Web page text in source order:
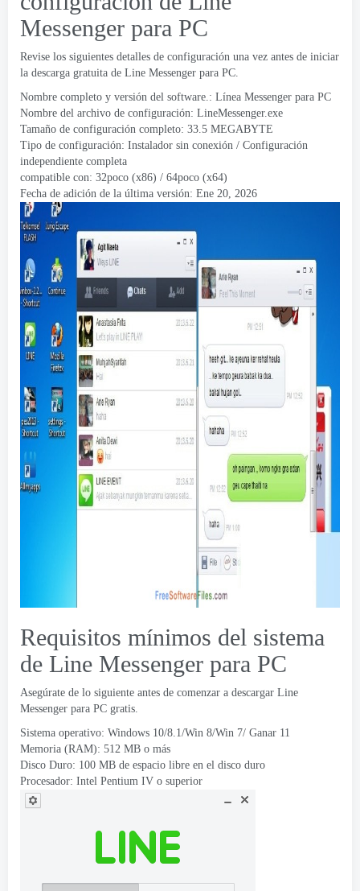
Messenger para PC
Revise los siguientes detalles de configuración una vez antes de iniciar
la descarga gratuita de Line Messenger para PC.
Nombre completo y versión del software.: Línea Messenger para PC
Nombre del archivo de configuración: LineMessenger.exe
Tamaño de configuración completo: 33.5 MEGABYTE
Tipo de configuración: Instalador sin conexión / Configuración
independiente completa
compatible con: 32poco (x86) / 64poco (x64)
Fecha de adición de la última versión: Ene 20, 2026
Requisitos mínimos del sistema
de Line Messenger para PC
Asegúrate de lo siguiente antes de comenzar a descargar Line
Messenger para PC gratis.
Sistema operativo: Windows 10/8.1/Win 8/Win 7/ Ganar 11
Memoria (RAM): 512 MB o más
Disco Duro: 100 MB de espacio libre en el disco duro
Procesador: Intel Pentium IV o superior